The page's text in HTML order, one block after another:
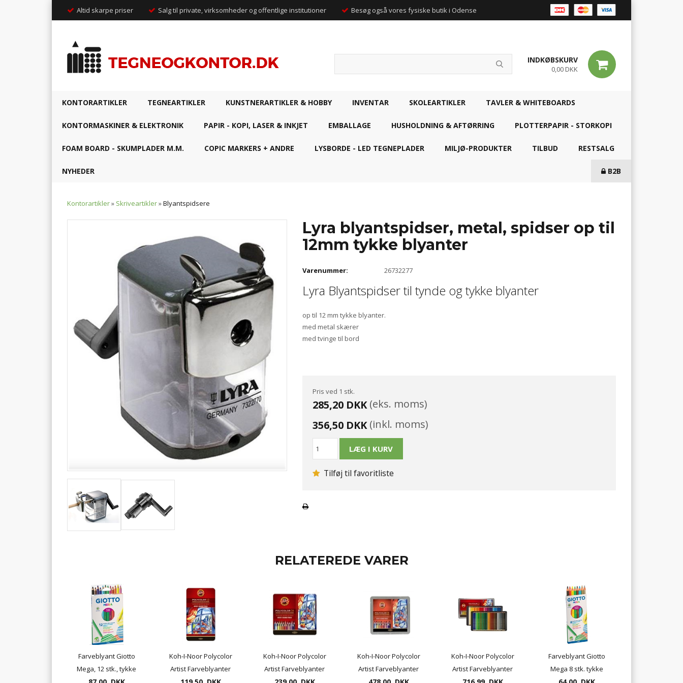
Altid skarpe priser Salg til private, virksomheder og offentlige institutioner Besøg også vores fysiske butik i Odense
INDKØBSKURV
0,00 DKK
KONTORARTIKLER TEGNEARTIKLER KUNSTNERARTIKLER & HOBBY INVENTAR SKOLEARTIKLER TAVLER & WHITEBOARDS
KONTORMASKINER & ELEKTRONIK PAPIR - KOPI, LASER & INKJET EMBALLAGE HUSHOLDNING & AFTØRRING PLOTTERPAPIR - STORKOPI
FOAM BOARD - SKUMPLADER M.M. COPIC MARKERS + ANDRE LYSBORDE - LED TEGNEPLADER MILJØ-PRODUKTER TILBUD RESTSALG
NYHEDER B2B
Kontorartikler» Skriveartikler»Blyantspidsere
Lyra blyantspidser, metal, spidser op til
12mm tykke blyanter
Varenummer: 26732277
Lyra Blyantspidser til tynde og tykke blyanter
op til 12 mm tykke blyanter.
med metal skærer
med tvinge til bord
Pris ved 1 stk.
285,20 DKK(eks. moms)
356,50 DKK(inkl. moms)
Tilføj til favoritliste
RELATEREDE VARER
Farveblyant Giotto
Mega, 12 stk., tykke
Koh-I-Noor Polycolor
Artist Farveblyanter
Koh-I-Noor Polycolor
Artist Farveblyanter
Koh-I-Noor Polycolor
Artist Farveblyanter
Koh-I-Noor Polycolor
Artist Farveblyanter
Farveblyant Giotto
Mega 8 stk. tykke